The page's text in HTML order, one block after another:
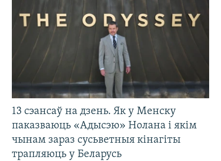
13 сэансаў на дзень. Як у Менску
паказваюць «Адысэю» Нолана і якім
чынам зараз сусьветныя кінагіты
трапляюць у Беларусь